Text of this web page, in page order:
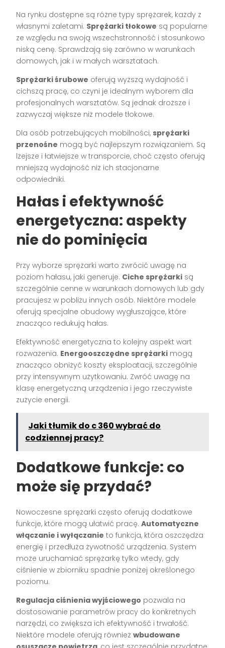
Na rynku dostępne są różne typy sprężarek, każdy z
własnymi zaletami. Sprężarki tłokowe są popularne
ze względu na swoją wszechstronność i stosunkowo
niską cenę. Sprawdzają się zarówno w warunkach
domowych, jak i w małych warsztatach.
Sprężarki śrubowe oferują wyższą wydajność i
cichszą pracę, co czyni je idealnym wyborem dla
profesjonalnych warsztatów. Są jednak droższe i
zazwyczaj większe niż modele tłokowe.
Dla osób potrzebujących mobilności, sprężarki
przenośne mogą być najlepszym rozwiązaniem. Są
lżejsze i łatwiejsze w transporcie, choć często oferują
mniejszą wydajność niż ich stacjonarne
odpowiedniki.
Hałas i efektywność
energetyczna: aspekty
nie do pominięcia
Przy wyborze sprężarki warto zwrócić uwagę na
poziom hałasu, jaki generuje. Ciche sprężarki są
szczególnie cenne w warunkach domowych lub gdy
pracujesz w pobliżu innych osób. Niektóre modele
oferują specjalne obudowy wygłuszające, które
znacząco redukują hałas.
Efektywność energetyczna to kolejny aspekt wart
rozważenia. Energooszczędne sprężarki mogą
znacząco obniżyć koszty eksploatacji, szczególnie
przy intensywnym użytkowaniu. Zwróć uwagę na
klasę energetyczną urządzenia i jego rzeczywiste
zużycie energii.
Jaki tłumik do c 360 wybrać do
codziennej pracy?
Dodatkowe funkcje: co
może się przydać?
Nowoczesne sprężarki często oferują dodatkowe
funkcje, które mogą ułatwić pracę.Automatyczne
włączanie i wyłączanie to funkcja, która oszczędza
energię i przedłuża żywotność urządzenia. System
może uruchamiać sprężarkę tylko wtedy, gdy
ciśnienie w zbiorniku spadnie poniżej określonego
poziomu.
Regulacja ciśnienia wyjściowego pozwala na
dostosowanie parametrów pracy do konkretnych
narzędzi, co zwiększa ich efektywność i trwałość.
Niektóre modele oferują równieżwbudowane